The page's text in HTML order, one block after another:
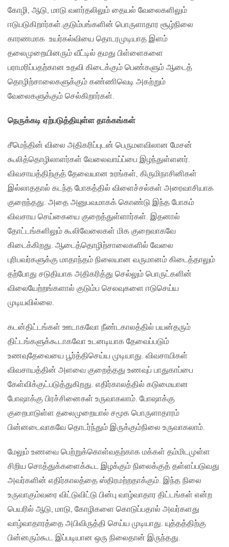
கோழி, ஆடு, மாடு வளர்தலிலும் தையல் வேலைகளிலும்
ஈடுபடுகிறார்கள்.​குடும்பங்களின் பொருளாதார சூழ்நிலை
காரணமாக உயர்கல்வியை தொடரமுடியாத இளம்
தலைமுறையினரும் வீட்டில் தமது பிள்ளைகளை
பராமரிப்பதற்கான உதவி கிடைக்கும் பெண்களும் ஆடைத்
தொழிற்சாலைகளுக்கும் கண்ணிவெடி அகற்றும்
வேலைகளுக்கும் செல்கிறார்கள்.
நெருக்கடி ஏற்படுத்தியுள்ள தாக்கங்கள்
சீமெந்தின் விலை அதிகரிப்புடன் பெருமளவிலான மேசன்
கூலித்தொழிலாளர்கள் வேலைவாய்ப்பை இழந்துள்ளனர்.
விவசாயத்திற்குத் தேவையான உரங்கள், கிருமிநாசினிகள்
இல்லாததால் கடந்த போகத்தில் விளைச்சல்கள் அரைவாசியாக
குறைந்தது. அதை அனுபவமாகக் கொண்டு இந்த போகம்
விவசாய செய்கையை குறைத்துள்ளார்கள். இதனால்
தோட்டங்களிலும் கூலிவேலைகள் மிக குறைவாகவே
கிடைக்கிறது. ஆடைத்தொழிற்சாலைகளில் வேலை
புரிபவர்களுக்கு மாதாந்தம் நிலையான வருமானம் கிடைத்தாலும்
தற்போது சடுதியாக அதிகரித்து செல்லும் பொருட்களின்
விலையேற்றங்களால் குடும்ப செலவுகளை ஈடுசெய்ய
முடியவில்லை.
கடன்திட்டங்கள் ஊடாகவோ நீண்டகாலத்தில் பயன்தரும்
திட்டங்களுக்கூடாகவோ உடனடியாக தேவைப்படும்
உணவுதேவையை பூர்த்திசெய்ய முடியாது. விவசாயிகள்
விவசாயத்தின் அளவை குறைத்தது உணவுப் பாதுகாப்பை
கேள்விக்குட்படுத்துகிறது. எதிர்காலத்தில் கடுமையான
போஷாக்கு பிரச்சினைகள் உருவாகலாம். போஷாக்கு
குறைபாடுள்ள தலைமுறையால் சமூக பொருளாதாரம்
பின்னடைவாகவே தொடர்ந்தும் இருக்கும்நிலை உருவாகலாம்.
மேலும் உணவை பெற்றுக்கொள்வதற்காக மக்கள் தம்மிடமுள்ள
சிறிய சொத்துக்களைக்கூட இழக்கும் நிலைக்குத் தள்ளப்படுவது
அவர்களின் எதிர்காலத்தை ஸ்திரமற்றதாக்கும். இந்த நிலை
உருவாகும்வரை விட்டுவிட்டு பின்பு வாழ்வாதார திட்டங்கள் என்ற
பெயரில் ஆடு, மாடு, கோழிகளை கொடுப்பதால் அவர்களது
வாழ்வாதாரத்தை அபிவிருத்தி செய்ய முடியாது. யுத்தத்திற்கு
பின்னரும்கூட இப்படியான ஒரு நிலைதான் இருந்தது.